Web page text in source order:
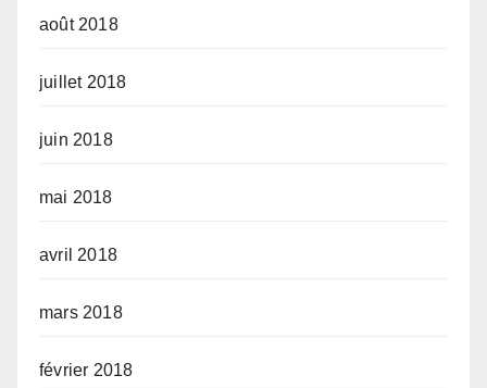
août 2018
juillet 2018
juin 2018
mai 2018
avril 2018
mars 2018
février 2018